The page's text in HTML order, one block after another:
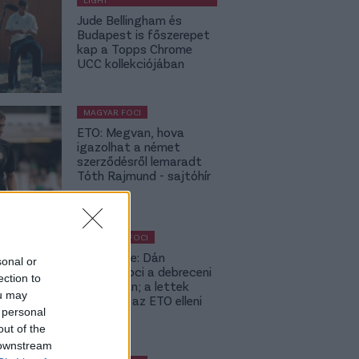
or
to
may
of the
Jude Bellingham és
Budapest is főszerepet
kap a Topps Chrome
UCC kollekciójában
MAGYAR FOCI
ETO: Megvan, hova
igazolhat a német
szerződésről lemaradt
Tóth Rajmund - sajtóhír
KÜLFÖLDI FOCI
Lapszemle: Dán
szambafoci a debreceni
szaunában; a lettek
kevesellik az ETO elleni